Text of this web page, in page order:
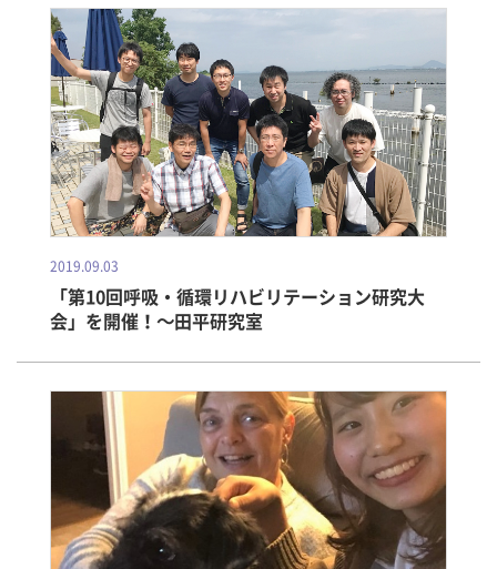
2019.09.03
「第10回呼吸・循環リハビリテーション研究大
会」を開催！～田平研究室